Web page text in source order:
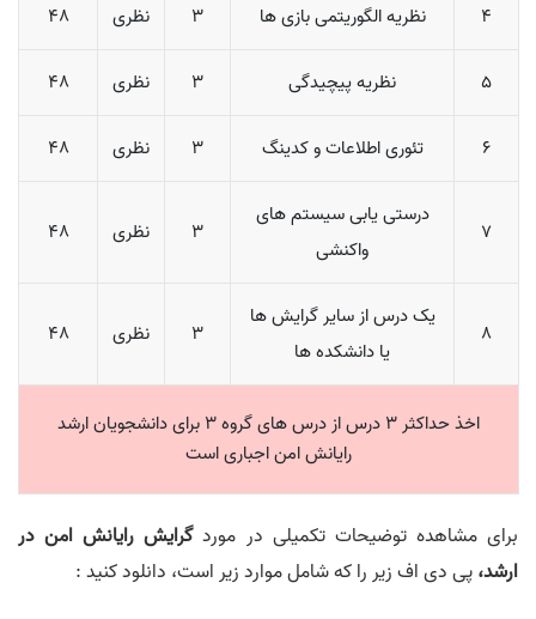
4 نظریه الگوریتمی بازی ها 3 نظری 48
5 نظریه پیچیدگی 3 نظری 48
6 تئوری اطلاعات و کدینگ 3 نظری 48
7
درستی یابی سیستم های
واکنشی
3 نظری 48
8
یک درس از سایر گرایش ها
یا دانشکده ها
3 نظری 48
اخذ حداکثر 3 درس از درس های گروه 3 برای دانشجویان ارشد
رایانش امن اجباری است
برای مشاهده توضیحات تکمیلی در موردگرايش رایانش امن در
ارشد،پی دی اف زیر را که شامل موارد زیر است، دانلود کنید :